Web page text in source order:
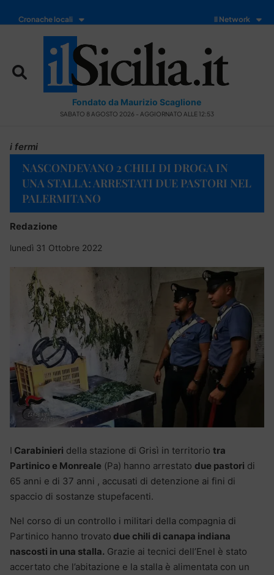
Cronache locali Il Network
Fondato da Maurizio Scaglione
SABATO 8 AGOSTO 2026 - AGGIORNATO ALLE 12:53
i fermi
NASCONDEVANO 2 CHILI DI DROGA IN
UNA STALLA: ARRESTATI DUE PASTORI NEL
PALERMITANO
Redazione
lunedì 31 Ottobre 2022
I Carabinieri della stazione di Grisì in territorio tra
Partinico e Monreale (Pa) hanno arrestato due pastori di
65 anni e di 37 anni , accusati di detenzione ai fini di
spaccio di sostanze stupefacenti.
Nel corso di un controllo i militari della compagnia di
Partinico hanno trovato due chili di canapa indiana
nascosti in una stalla. Grazie ai tecnici dell’Enel è stato
accertato che l’abitazione e la stalla è alimentata con un